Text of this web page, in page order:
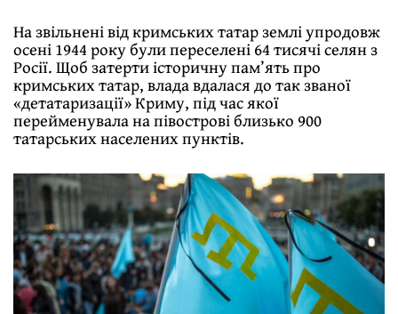
На звільнені від кримських татар землі упродовж
осені 1944 року були переселені 64 тисячі селян з
Росії. Щоб затерти історичну пам’ять про
кримських татар, влада вдалася до так званої
«детатаризації» Криму, під час якої
перейменувала на півострові близько 900
татарських населених пунктів.